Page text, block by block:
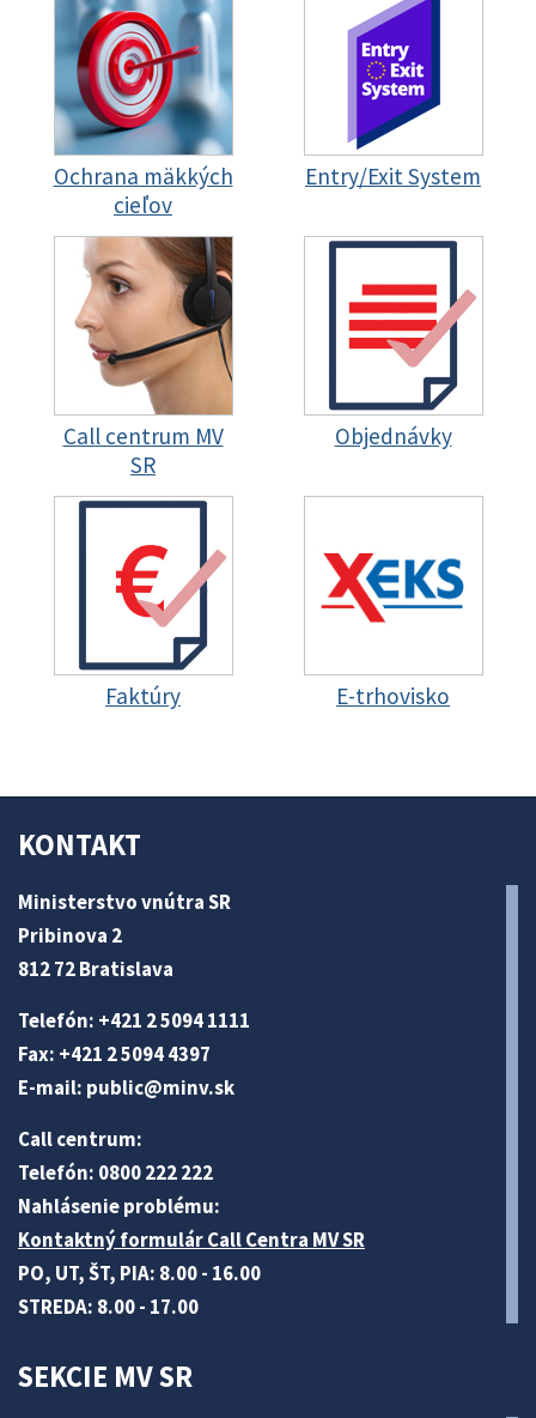
Ochrana mäkkých
cieľov
Entry/Exit System
Call centrum MV
SR
Objednávky
Faktúry E-trhovisko
KONTAKT
Ministerstvo vnútra SR
Pribinova 2
812 72 Bratislava
Telefón: +421 2 5094 1111
Fax: +421 2 5094 4397
E-mail: public@minv.sk
Call centrum:
Telefón: 0800 222 222
Nahlásenie problému:
Kontaktný formulár Call Centra MV SR
PO, UT, ŠT, PIA: 8.00 - 16.00
STREDA: 8.00 - 17.00
SEKCIE MV SR